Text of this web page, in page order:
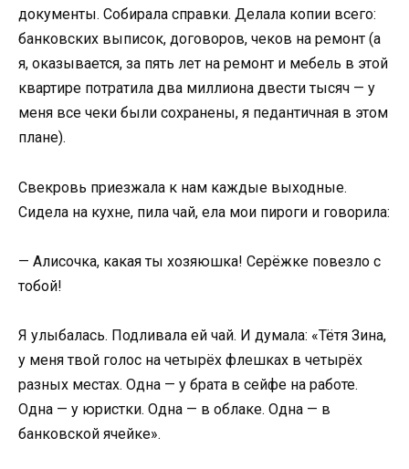
документы. Собирала справки. Делала копии всего:
банковских выписок, договоров, чеков на ремонт (а
я, оказывается, за пять лет на ремонт и мебель в этой
квартире потратила два миллиона двести тысяч — у
меня все чеки были сохранены, я педантичная в этом
плане).
Свекровь приезжала к нам каждые выходные.
Сидела на кухне, пила чай, ела мои пироги и говорила:
— Алисочка, какая ты хозяюшка! Серёжке повезло с
тобой!
Я улыбалась. Подливала ей чай. И думала: «Тётя Зина,
у меня твой голос на четырёх флешках в четырёх
разных местах. Одна — у брата в сейфе на работе.
Одна — у юристки. Одна — в облаке. Одна — в
банковской ячейке».